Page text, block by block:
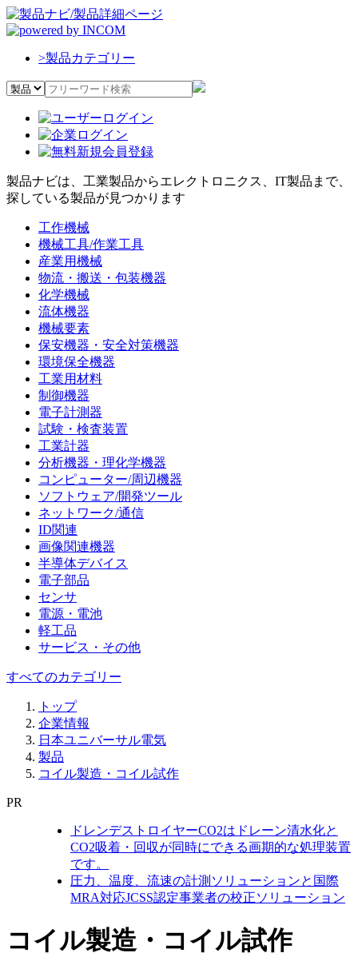
>製品カテゴリー
製品ナビは、工業製品からエレクトロニクス、IT製品まで、
探している製品が見つかります
工作機械
機械工具/作業工具
産業用機械
物流・搬送・包装機器
化学機械
流体機器
機械要素
保安機器・安全対策機器
環境保全機器
工業用材料
制御機器
電子計測器
試験・検査装置
工業計器
分析機器・理化学機器
コンピューター/周辺機器
ソフトウェア/開発ツール
ネットワーク/通信
ID関連
画像関連機器
半導体デバイス
電子部品
センサ
電源・電池
軽工品
サービス・その他
すべてのカテゴリー
トップ
企業情報
日本ユニバーサル電気
製品
コイル製造・コイル試作
PR
ドレンデストロイヤーCO2はドレーン清水化と
CO2吸着・回収が同時にできる画期的な処理装置
です。
圧力、温度、流速の計測ソリューションと国際
MRA対応JCSS認定事業者の校正ソリューション
コイル製造・コイル試作